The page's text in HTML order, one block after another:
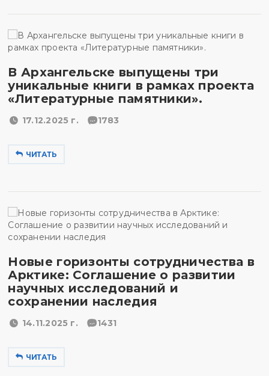
В Архангельске выпущены три
уникальные книги в рамках проекта
«Литературные памятники».
17.12.2025 г. 1783
ЧИТАТЬ
Новые горизонты сотрудничества в
Арктике: Соглашение о развитии
научных исследований и
сохранении наследия
14.11.2025 г. 1431
ЧИТАТЬ